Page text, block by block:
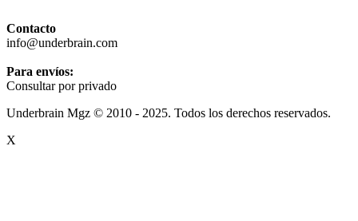
Contacto
info@underbrain.com
Para envíos:
Consultar por privado
Underbrain Mgz © 2010 - 2025. Todos los derechos reservados.
X